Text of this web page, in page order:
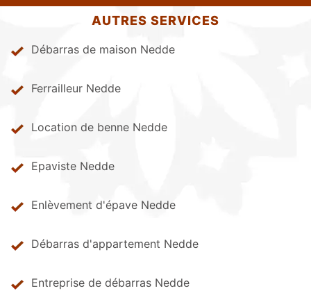
AUTRES SERVICES
Débarras de maison Nedde
Ferrailleur Nedde
Location de benne Nedde
Epaviste Nedde
Enlèvement d'épave Nedde
Débarras d'appartement Nedde
Entreprise de débarras Nedde